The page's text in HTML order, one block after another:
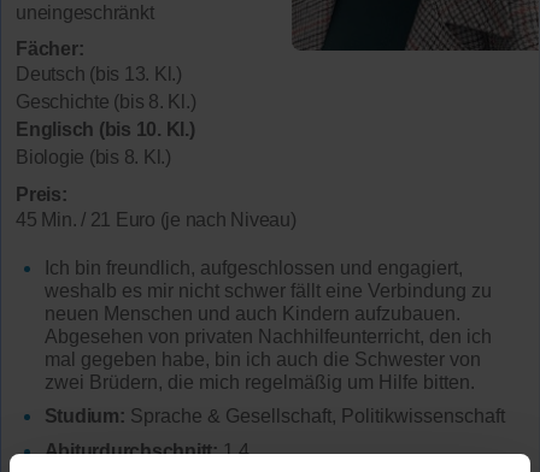
uneingeschränkt
Fächer:
Deutsch (bis 13. Kl.)
Geschichte (bis 8. Kl.)
Englisch (bis 10. Kl.)
Biologie (bis 8. Kl.)
Preis:
45 Min. / 21 Euro (je nach Niveau)
Ich bin freundlich, aufgeschlossen und engagiert,
weshalb es mir nicht schwer fällt eine Verbindung zu
neuen Menschen und auch Kindern aufzubauen.
Abgesehen von privaten Nachhilfeunterricht, den ich
mal gegeben habe, bin ich auch die Schwester von
zwei Brüdern, die mich regelmäßig um Hilfe bitten.
Studium: Sprache & Gesellschaft, Politikwissenschaft
Abiturdurchschnitt:1,4